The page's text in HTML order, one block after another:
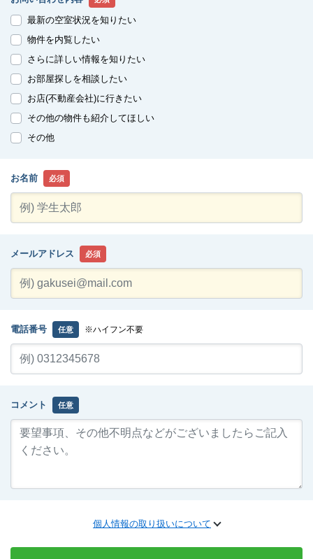
最新の空室状況を知りたい
物件を内覧したい
さらに詳しい情報を知りたい
お部屋探しを相談したい
お店(不動産会社)に行きたい
その他の物件も紹介してほしい
その他
お名前 必須
メールアドレス 必須
電話番号 任意 ※ハイフン不要
コメント 任意
個人情報の取り扱いについて